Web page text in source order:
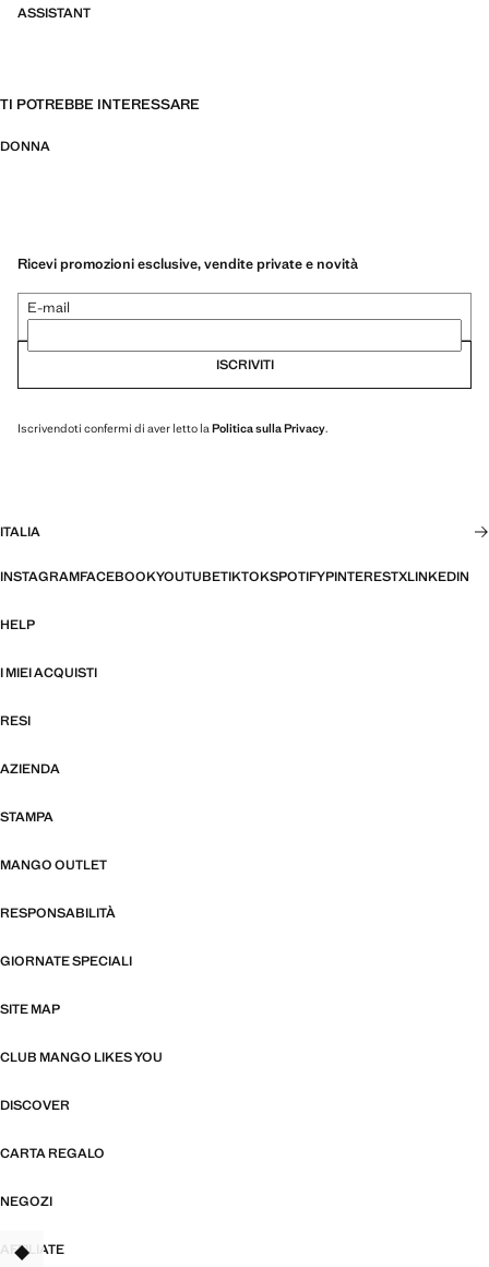
ASSISTANT
TI POTREBBE INTERESSARE
DONNA
Ricevi promozioni esclusive, vendite private e novità
E-mail
ISCRIVITI
Iscrivendoti confermi di aver letto laPolitica sulla Privacy.
ITALIA
INSTAGRAMFACEBOOKYOUTUBETIKTOKSPOTIFYPINTERESTXLINKEDIN
HELP
I MIEI ACQUISTI
RESI
AZIENDA
STAMPA
MANGO OUTLET
RESPONSABILITÀ
GIORNATE SPECIALI
SITE MAP
CLUB MANGO LIKES YOU
DISCOVER
CARTA REGALO
NEGOZI
AFFILIATE